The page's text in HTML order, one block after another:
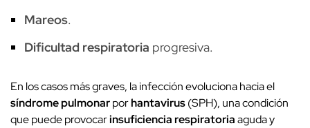
Mareos.
Dificultad respiratoria progresiva.
En los casos más graves, la infección evoluciona hacia el
síndrome pulmonarporhantavirus(SPH), una condición
que puede provocarinsuficiencia respiratoriaaguda y